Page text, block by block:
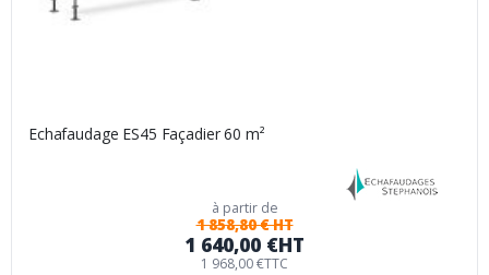
Echafaudage ES45 Façadier 60 m²
à partir de
1 858,80 € HT
1 640,00 €HT
1 968,00 €TTC